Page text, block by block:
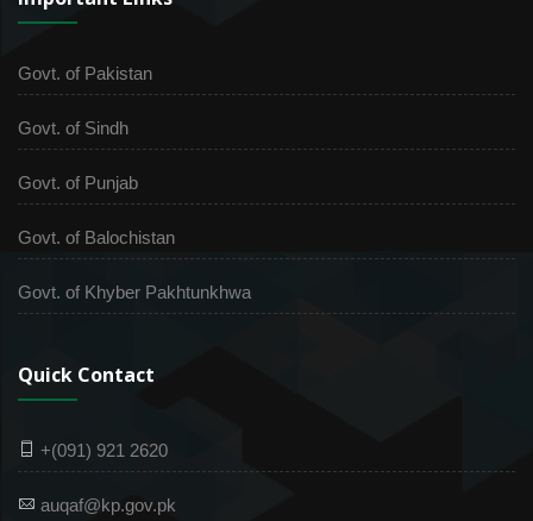
Govt. of Pakistan
Govt. of Sindh
Govt. of Punjab
Govt. of Balochistan
Govt. of Khyber Pakhtunkhwa
Quick Contact
+(091) 921 2620
auqaf@kp.gov.pk